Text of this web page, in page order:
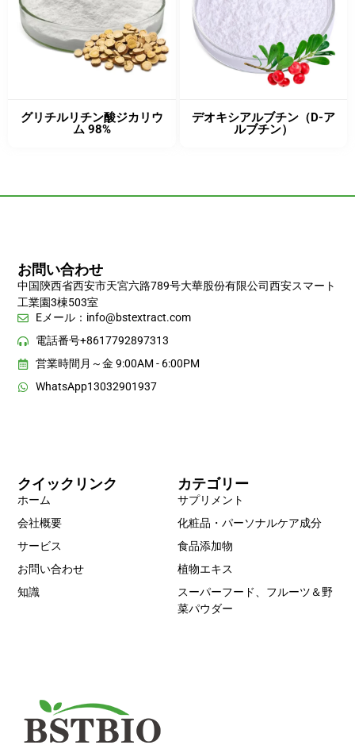
グリチルリチン酸ジカリウ
ム 98%
デオキシアルブチン（D-ア
ルブチン）
カテゴリー
サプリメント
化粧品・パーソナルケア成分
食品添加物
植物エキス
スーパーフード、フルーツ＆野
菜パウダー
クイックリンク
ホーム
会社概要
サービス
お問い合わせ
知識
お問い合わせ
中国陝西省西安市天宮六路789号大華股份有限公司西安スマート
工業園3棟503室
Eメール： info@bstextract.com
電話番号+8617792897313
営業時間月～金 9:00AM - 6:00PM
WhatsApp13032901937
Russian
Spanish